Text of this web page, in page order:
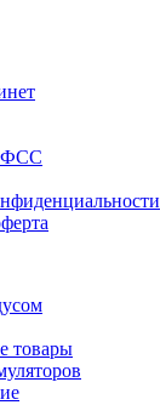
ФСС
товары